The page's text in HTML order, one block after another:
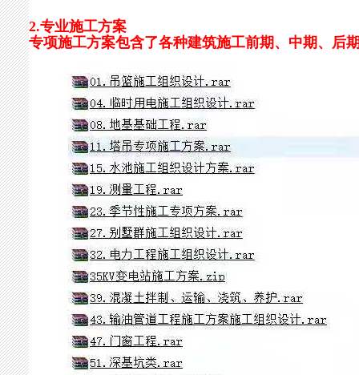
2.专业施工方案
专项施工方案包含了各种建筑施工前期、中期、后